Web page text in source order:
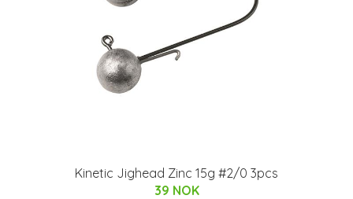
Kinetic Jighead Zinc 15g #2/0 3pcs
39 NOK